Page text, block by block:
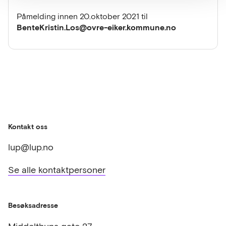
Påmelding innen 20.oktober 2021 til
BenteKristin.Los@ovre-eiker.kommune.no
Kontakt oss
lup@lup.no
Se alle kontaktpersoner
Besøksadresse